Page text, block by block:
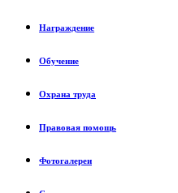
Награждение
Обучение
Охрана труда
Правовая помощь
Фотогалереи